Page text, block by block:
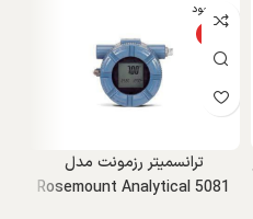
ناموجود
NEW
ترانسمیتر رزمونت مدل
Rosemount Analytical 5081